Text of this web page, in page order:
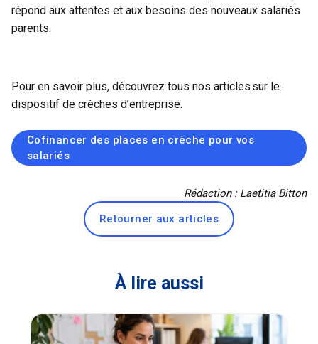
répond aux attentes et aux besoins des nouveaux salariés
parents.
Pour en savoir plus, découvrez tous nos articles sur le
dispositif de crèches d’entreprise.
Cofinancer des places en crèche pour vos
salariés
Rédaction : Laetitia Bitton
Retourner aux articles
À lire aussi